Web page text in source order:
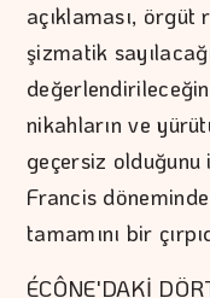
açıklaması,
şizmatik
nikahların ve
geçersiz
Francis
tamamını bir
ÉCÔNE'DAKİ